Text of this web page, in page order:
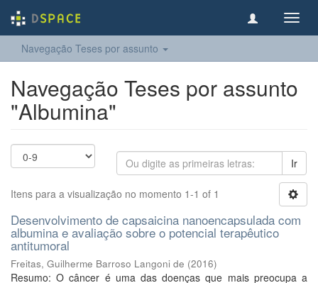
Navegação Teses por assunto
Navegação Teses por assunto
"Albumina"
Ir
Itens para a visualização no momento 1-1 of 1
Desenvolvimento de capsaicina nanoencapsulada com
albumina e avaliação sobre o potencial terapêutico
antitumoral
Freitas, Guilherme Barroso Langoni de (2016)
Resumo: O câncer é uma das doenças que mais preocupa a